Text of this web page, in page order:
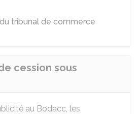
tribunal de commerce
cession sous
au Bodacc, les